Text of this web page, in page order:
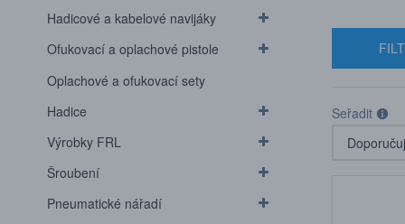
Hadicové a kabelové navijáky
Ofukovací a oplachové pistole
Oplachové a ofukovací sety
Hadice
Výrobky FRL
Šroubení
Pneumatické nářadí
Seřadit